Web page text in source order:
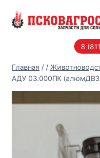
8
Главная / /
АДУ 03.000ПК